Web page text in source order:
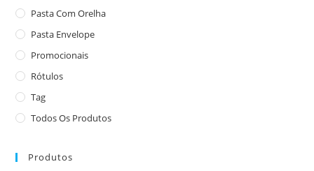
Pasta Com Orelha
Pasta Envelope
Promocionais
Rótulos
Tag
Todos Os Produtos
Produtos